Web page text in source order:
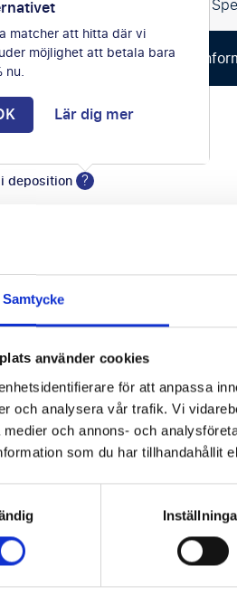
Samtycke
använder cookies
för att anpassa
och analysera vår trafik. Vi
medier och annons- och
som du har tillhandahållit
NFL-resa 2
deposition ?
söndag 8 nov.15:30
Estadio Santiago
Betala 50 % idag!
Lägg till i favorite
matcher att hitta där vi
möjlighet att betala bara
nu.
Lär dig mer